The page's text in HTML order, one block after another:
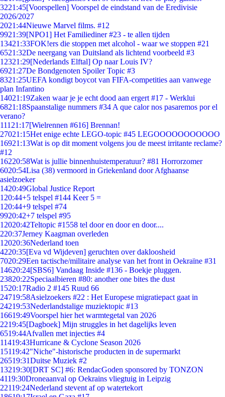
3221:45[Voorspellen] Voorspel de eindstand van de Eredivisie
2026/2027
2021:44Nieuwe Marvel films. #12
9921:39[NPO1] Het Familiediner #23 - te allen tijden
13421:33FOK!ers die stoppen met alcohol - waar we stoppen #21
6521:32De neergang van Duitsland als lichtend voorbeeld #3
12321:29[Nederlands Elftal] Op naar Louis IV?
6921:27De Bondgenoten Spoiler Topic #3
8321:25UEFA kondigt boycot van FIFA-competities aan vanwege
plan Infantino
14021:19Zaken waar je je echt dood aan ergert #17 - Werklui
6821:18Spaanstalige nummers #34 A que calor nos pasaremos por el
verano?
111 21:17[Wielrennen #616] Brennan!
27021:15Het enige echte LEGO-topic #45 LEGOOOOOOOOOOO
16921:13Wat is op dit moment volgens jou de meest irritante reclame?
#12
16220:58Wat is jullie binnenhuistemperatuur? #81 Horrorzomer
6020:54Lisa (38) vermoord in Griekenland door Afghaanse
asielzoeker
1420:49Global Justice Report
1 20:44+5 telspel #144 Keer 5 =
1 20:44+9 telspel #74
9920:42+7 telspel #95
12020:42Teltopic #1558 tel door en door en door....
220:37Jerney Kaagman overleden
12020:36Nederland toen
4220:35[Eva vd Wijdeven] geruchten over dakloosheid
7020:29Een tactische/militaire analyse van het front in Oekraïne #31
14620:24[SBS6] Vandaag Inside #136 - Boekje pluggen.
23820:22Speciaalbieren #80: another one bites the dust
1520:17Radio 2 #145 Ruud 66
24719:58Asielzoekers #22 : Het Europese migratiepact gaat in
24219:53Nederlandstalige muziektopic #13
16619:49Voorspel hier het warmtegetal van 2026
2219:45[Dagboek] Mijn struggles in het dagelijks leven
6519:44Afvallen met injecties #4
11419:43Hurricane & Cyclone Season 2026
15119:42"Niche"-historische producten in de supermarkt
26519:31Duitse Muziek #2
13219:30[DRT SC] #6: RendacGoden sponsored by TONZON
4119:30Droneaanval op Oekrains vliegtuig in Leipzig
22119:24Nederland stevent af op watertekort